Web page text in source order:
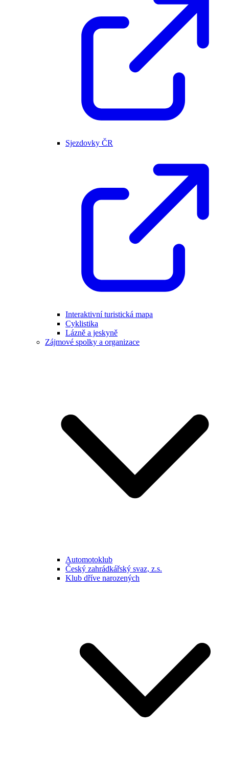
Sjezdovky ČR
Interaktivní turistická mapa
Cyklistika
Lázně a jeskyně
Zájmové spolky a organizace
Automotoklub
Český zahrádkářský svaz, z.s.
Klub dříve narozených